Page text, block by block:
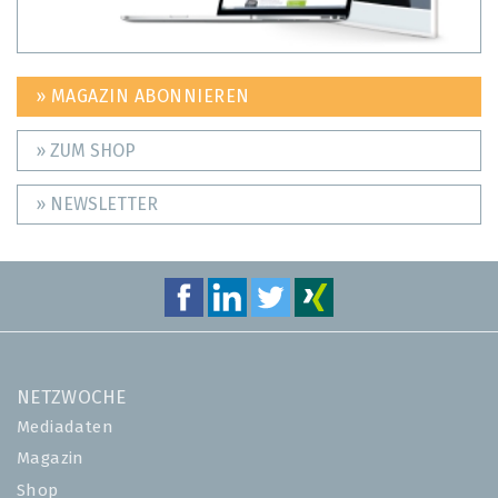
» MAGAZIN ABONNIEREN
» ZUM SHOP
» NEWSLETTER
NETZWOCHE
Mediadaten
Magazin
Shop